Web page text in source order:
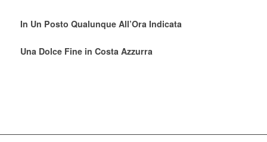
In Un Posto Qualunque All’Ora Indicata
Una Dolce Fine in Costa Azzurra